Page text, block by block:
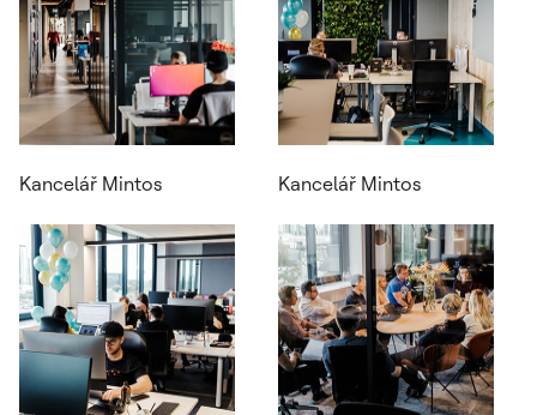
Kancelář Mintos Kancelář Mintos